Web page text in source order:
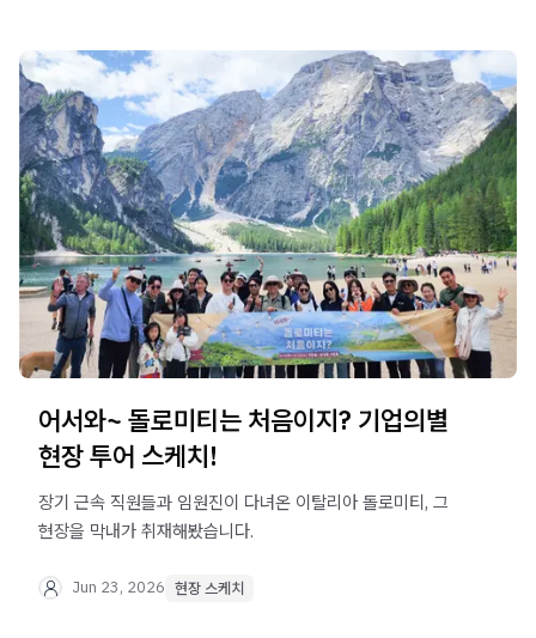
어서와~ 돌로미티는 처음이지? 기업의별
현장 투어 스케치!
장기 근속 직원들과 임원진이 다녀온 이탈리아 돌로미티, 그
현장을 막내가 취재해봤습니다.
Jun 23, 2026 현장 스케치